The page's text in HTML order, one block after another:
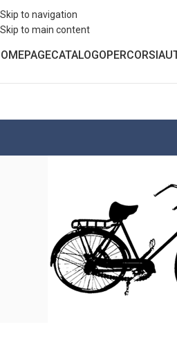
Skip to navigation
Skip to main content
CATALOGOPERCORSI